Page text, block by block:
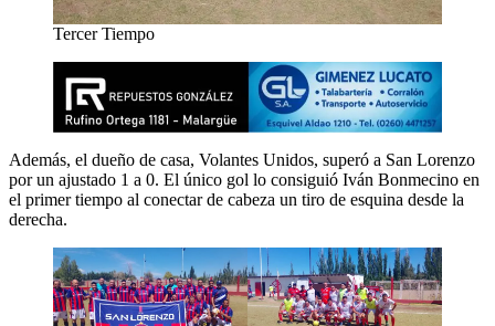
Tercer Tiempo
Además, el dueño de casa, Volantes Unidos, superó a San Lorenzo
por un ajustado 1 a 0. El único gol lo consiguió Iván Bonmecino en
el primer tiempo al conectar de cabeza un tiro de esquina desde la
derecha.